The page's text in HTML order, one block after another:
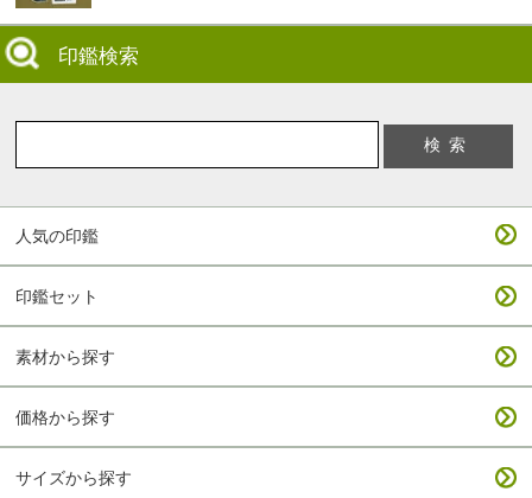
印鑑検索
人気の印鑑
印鑑セット
素材から探す
価格から探す
サイズから探す